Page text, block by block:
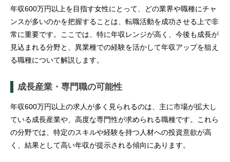
年収600万円以上を目指す女性にとって、どの業界や職種にチャ
ンスが多いのかを把握することは、転職活動を成功させる上で非
常に重要です。ここでは、特に年収レンジが高く、今後も成長が
見込まれる分野と、異業種での経験を活かして年収アップを狙え
る職種について解説します。
成長産業・専門職の可能性
年収600万円以上の求人が多く見られるのは、主に市場が拡大し
ている成長産業や、高度な専門性が求められる職種です。これら
の分野では、特定のスキルや経験を持つ人材への投資意欲が高
く、結果として高い年収が提示される傾向にあります。